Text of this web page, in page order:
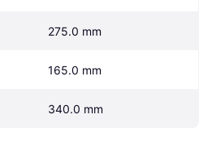
275.0 mm
165.0 mm
340.0 mm